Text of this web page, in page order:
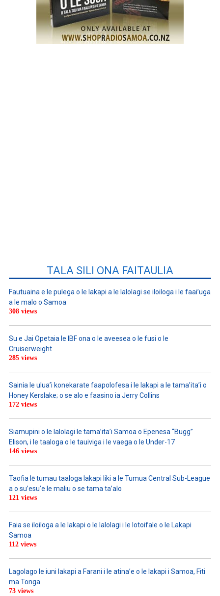
TALA SILI ONA FAITAULIA
Fautuaina e le pulega o le lakapi a le lalolagi se iloiloga i le faai’uga
a le malo o Samoa
308 views
Su e Jai Opetaia le IBF ona o le aveesea o le fusi o le
Cruiserweight
285 views
Sainia le ulua’i konekarate faapolofesa i le lakapi a le tama’ita’i o
Honey Kerslake; o se alo e faasino ia Jerry Collins
172 views
Siamupini o le lalolagi le tama’ita’i Samoa o Epenesa “Bugg”
Elison, i le taaloga o le tauiviga i le vaega o le Under-17
146 views
Taofia lē tumau taaloga lakapi liki a le Tumua Central Sub-League
a o su’esu’e le maliu o se tama ta’alo
121 views
Faia se iloiloga a le lakapi o le lalolagi i le lotoifale o le Lakapi
Samoa
112 views
Lagolago le iuni lakapi a Farani i le atina’e o le lakapi i Samoa, Fiti
ma Tonga
73 views